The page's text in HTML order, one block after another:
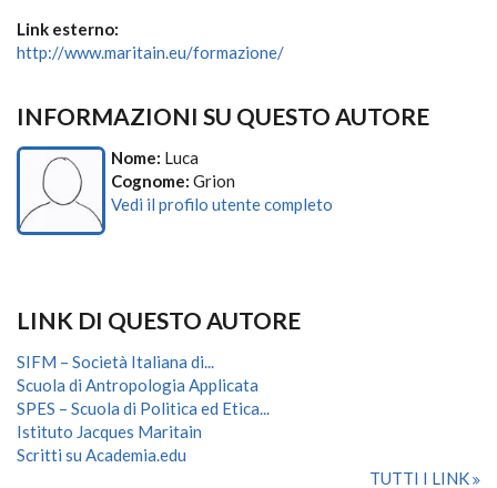
Link esterno:
http://www.maritain.eu/formazione/
INFORMAZIONI SU QUESTO AUTORE
Nome: Luca
Cognome: Grion
Vedi il profilo utente completo
LINK DI QUESTO AUTORE
SIFM – Società Italiana di...
Scuola di Antropologia Applicata
SPES – Scuola di Politica ed Etica...
Istituto Jacques Maritain
Scritti su Academia.edu
TUTTI I LINK